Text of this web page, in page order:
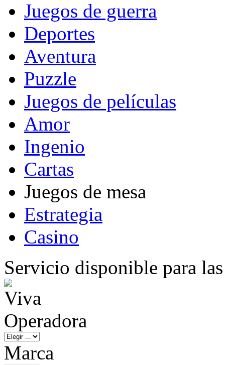
Juegos de guerra
Deportes
Aventura
Puzzle
Juegos de películas
Amor
Ingenio
Cartas
Juegos de mesa
Estrategia
Casino
Servicio disponible para
Operadora
Marca